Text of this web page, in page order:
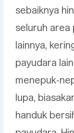
sebaiknya
seluruh area
lainnya,
payudara
menepuk-
lupa,
handuk